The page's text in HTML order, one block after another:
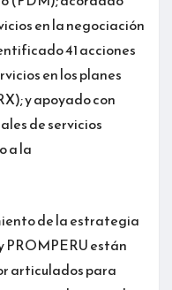
en la negociación
41 acciones
en los planes
y apoyado con
de servicios
a la
de la estrategia
PROMPERU están
articulados para